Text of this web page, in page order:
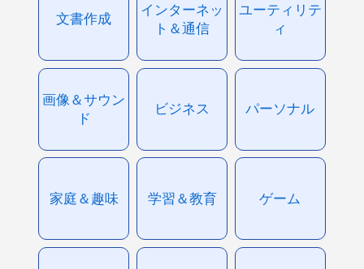
文書作成
インターネッ
ト＆通信
ユーティリテ
ィ
画像＆サウン
ド
ビジネス パーソナル
家庭＆趣味 学習＆教育 ゲーム